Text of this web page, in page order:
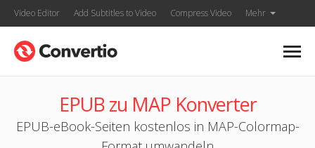
Video Editor Add Subtitles to Video Compress Video Mehr
EPUB zu MAP Konverter
EPUB-eBook-Seiten kostenlos in MAP-Colormap-